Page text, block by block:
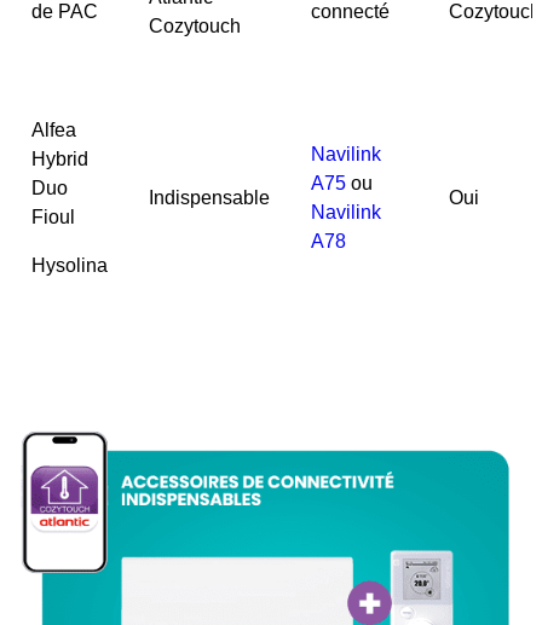
de PAC
Cozytouch
connecté Cozytouch
Alfea
Hybrid
Duo
Fioul
Hysolina
Indispensable
Navilink
A75 ou
Navilink
A78
Oui